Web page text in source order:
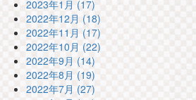
2023年1月 (17)
2022年12月 (18)
2022年11月 (17)
2022年10月 (22)
2022年9月 (14)
2022年8月 (19)
2022年7月 (27)